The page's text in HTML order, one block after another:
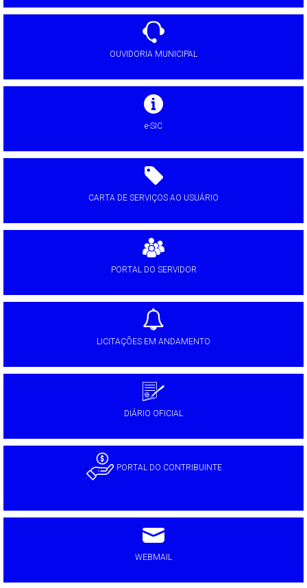
OUVIDORIA MUNICIPAL
e-SIC
CARTA DE SERVIÇOS AO USUÁRIO
PORTAL DO SERVIDOR
LICITAÇÕES EM ANDAMENTO
DIÁRIO OFICIAL
PORTAL DO CONTRIBUINTE
WEBMAIL